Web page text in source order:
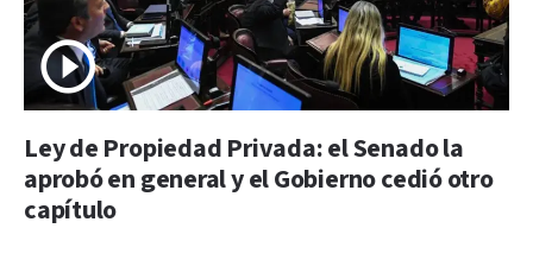
Ley de Propiedad Privada: el Senado la
aprobó en general y el Gobierno cedió otro
capítulo